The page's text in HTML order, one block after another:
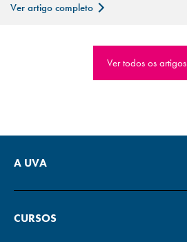
Ver artigo completo
Ver todos os artigos
A UVA
CURSOS